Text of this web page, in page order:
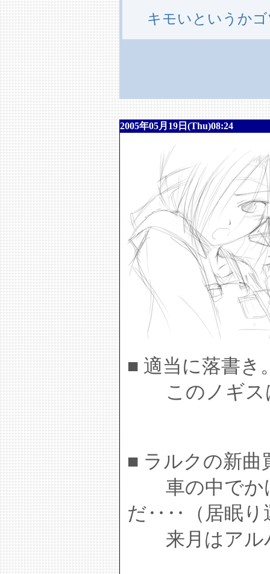
キモいというか
2005年05月19日(Thu)08:24
■ 適当に落書き
このノギス
■ ラルクの新曲
車の中でか
だ‥‥（居眠り
来月はアル